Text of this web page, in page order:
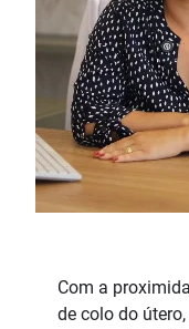
Com a
de colo do